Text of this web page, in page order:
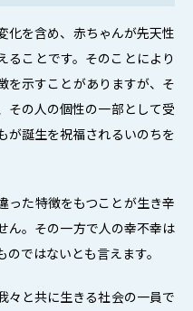
化を含め、赤ちゃんが先天性
ることです。そのことにより
を示すことがありますが、そ
その人の個性の一部として受
が誕生を祝福されるいのちを
った特徴をもつことが生き辛
ん。その一方で人の幸不幸は
ではないとも言えます。
々と共に生きる社会の一員で